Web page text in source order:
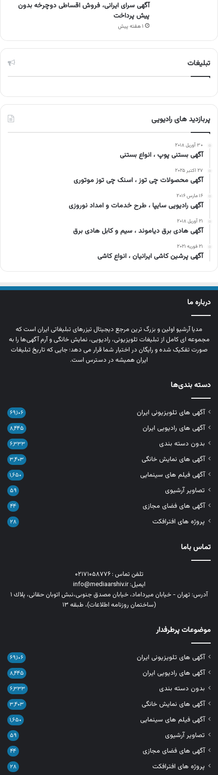
آگهی سرای ایرانی، فروش اقساطی دوچرخه بدون
پیش پرداخت
۱ هفته پیش
تبلیغات
پربازدید های رادیویی
۳۰ آوریل ۲۰۱۸
آگهی بستنی پوپ ، انواع بستنی
۲۷ اکتبر ۲۰۲۵
آگهی محصولات چی توز ، اسنک چی توز موتوری
۱۶ مارس ۲۰۱۶
آگهی رادیویی سایپا ، طرح خدمات و امداد نوروزی
۲۱ آوریل ۲۰۱۸
آگهی هادی برق دیاموند ، سیم و کابل هادی برق
۲۱ فوریه ۲۰۲۱
آگهی پرشین کاشی ایرانیان ، انواع کاشی
درباره ما
مدیا آرشیو اولین و بزرگ‌ ترین مرجع دیجیتال تیزرهای تبلیغاتی ایران است که
مجموعه‌ ای کامل از تبلیغات تلویزیونی، رادیویی، نمایش خانگی و آرم‌ آگهی‌ها را به‌
صورت تفکیک‌ شده و رایگان در اختیار شما قرار می‌ دهد؛ جایی که تاریخ تبلیغات
ایران همیشه در دسترس است.
دسته بندی‌ها
آگهی های تلویزیونی ایران ۶۹,۱۰۶
آگهی های رادیویی ایران ۸,۴۴۵
بدون دسته بندی ۶,۳۳۳
آگهی های نمایش خانگی ۳,۴۰۳
آگهی فیلم های سینمایی ۱,۶۵۰
تصاویر آرشیوی ۵۹
آگهی های فضای مجازی ۴۴
پروژه های افترافکت ۲۸
تماس باما
تلفن تماس : ۰۲۱۷۱۰۵۸۷۷۶
ایمیل: info@mediaarshiv.ir
آدرس: تهران - خیابان میرداماد، خیابان مصدق جنوبی،نبش اتوبان حقانی، پلاك ١
(ساختمان روزنامه اطلاعات)، طبقه ۱۳
موضوعات پرطرفدار
آگهی های تلویزیونی ایران ۶۹,۱۰۶
آگهی های رادیویی ایران ۸,۴۴۵
بدون دسته بندی ۶,۳۳۳
آگهی های نمایش خانگی ۳,۴۰۳
آگهی فیلم های سینمایی ۱,۶۵۰
تصاویر آرشیوی ۵۹
آگهی های فضای مجازی ۴۴
پروژه های افترافکت ۲۸